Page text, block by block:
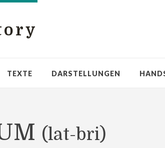
TEXTE DARSTELLUNGEN
(lat-bri)